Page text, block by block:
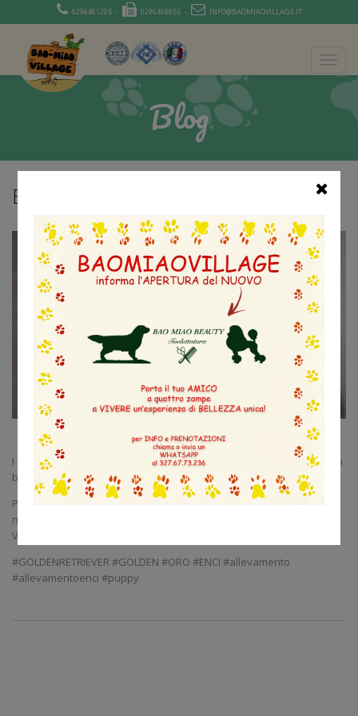
0296461205 - 0296468955 - INFO@BAOMIAOVILLAGE.IT
Blog
BUON 2025
I nostri cucciolotti di mamma Miami e papà Sebastian vi augurano un
buon 2025!
Per tutte le informazioni sulle cucciolate non esitate a chiamarci al
numero 02.96461205, oppure venite a trovarci a Cogliate (MB) in via
Vittorio Veneto 5.
#GOLDENRETRIEVER #GOLDEN #ORO #ENCI #allevamento
#allevamentoenci #puppy